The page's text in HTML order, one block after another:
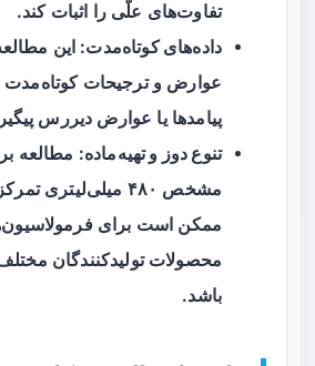
تفاوت‌های علّی را اثبات کند.
داده‌های کوتاه‌مدت: این
عوارض و ترجیحات کوتاه‌مدت
پیامدها یا عوارض دیررس
تنوع دوز و تهیه‌ماده
مشخص ۴۸۰ میلی‌لیتری
ممکن است برای
محصولات تولیدکنندگان
باشد.